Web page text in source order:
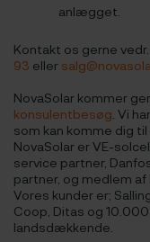
anlægget.
Kontakt os gerne
93 eller
NovaSolar kommer
konsulentbesøg . Vi
som kan komme dig til
NovaSolar er VE-
service partner,
partner, og medlem af
Vores kunder er;
Coop, Ditas og
landsdækkende.